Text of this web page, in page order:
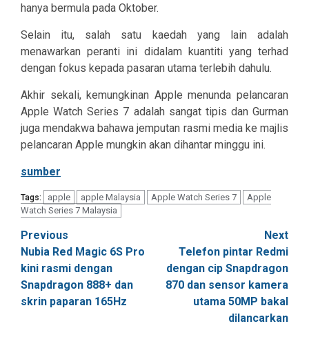
hanya bermula pada Oktober.
Selain itu, salah satu kaedah yang lain adalah
menawarkan peranti ini didalam kuantiti yang terhad
dengan fokus kepada pasaran utama terlebih dahulu.
Akhir sekali, kemungkinan Apple menunda pelancaran
Apple Watch Series 7 adalah sangat tipis dan Gurman
juga mendakwa bahawa jemputan rasmi media ke majlis
pelancaran Apple mungkin akan dihantar minggu ini.
sumber
Tags: apple apple Malaysia Apple Watch Series 7
Apple
Watch Series 7 Malaysia
Post
navigation
Previous
Nubia Red Magic 6S Pro
kini rasmi dengan
Snapdragon 888+ dan
skrin paparan 165Hz
Next
Telefon pintar Redmi
dengan cip Snapdragon
870 dan sensor kamera
utama 50MP bakal
dilancarkan